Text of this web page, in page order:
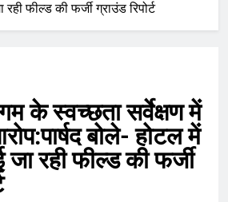
फील्ड की फर्जी ग्राउंड रिपोर्ट
के स्वच्छता सर्वेक्षण में
बोले- होटल में
रही फील्ड की फर्जी